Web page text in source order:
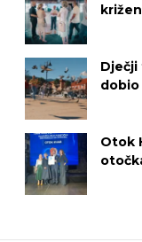
Dječji
dobio
Otok